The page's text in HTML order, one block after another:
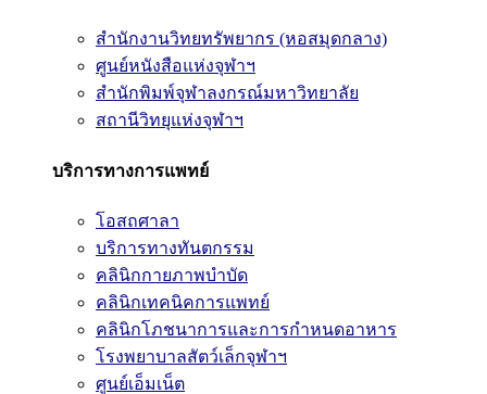
สำนักงานวิทยทรัพยากร (หอสมุดกลาง)
ศูนย์หนังสือแห่งจุฬาฯ
สำนักพิมพ์จุฬาลงกรณ์มหาวิทยาลัย
สถานีวิทยุแห่งจุฬาฯ
บริการทางการแพทย์
โอสถศาลา
บริการทางทันตกรรม
คลินิกกายภาพบำบัด
คลินิกเทคนิคการแพทย์
คลินิกโภชนาการและการกำหนดอาหาร
โรงพยาบาลสัตว์เล็กจุฬาฯ
ศูนย์เอ็มเน็ต